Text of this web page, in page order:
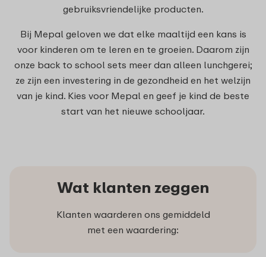
gebruiksvriendelijke producten.
Bij Mepal geloven we dat elke maaltijd een kans is
voor kinderen om te leren en te groeien. Daarom zijn
onze back to school sets meer dan alleen lunchgerei;
ze zijn een investering in de gezondheid en het welzijn
van je kind. Kies voor Mepal en geef je kind de beste
start van het nieuwe schooljaar.
Wat klanten zeggen
Klanten waarderen ons gemiddeld
met een waardering: